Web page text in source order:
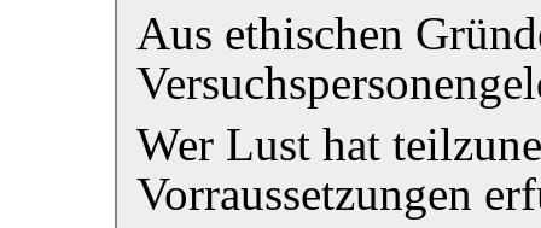
Aus ethischen
Wer Lust hat
Vorraussetzungen